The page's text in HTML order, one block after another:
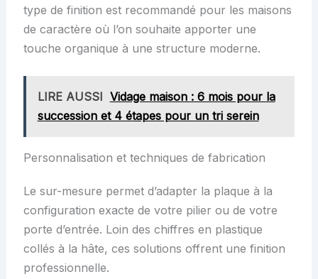
type de finition est recommandé pour les maisons
de caractère où l’on souhaite apporter une
touche organique à une structure moderne.
LIRE AUSSI Vidage maison : 6 mois pour la
succession et 4 étapes pour un tri serein
Personnalisation et techniques de fabrication
Le sur-mesure permet d’adapter la plaque à la
configuration exacte de votre pilier ou de votre
porte d’entrée. Loin des chiffres en plastique
collés à la hâte, ces solutions offrent une finition
professionnelle.